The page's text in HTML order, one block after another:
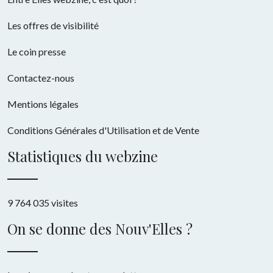
Les offres de visibilité
Le coin presse
Contactez-nous
Mentions légales
Conditions Générales d'Utilisation et de Vente
Statistiques du webzine
9 764 035 visites
On se donne des Nouv'Elles ?